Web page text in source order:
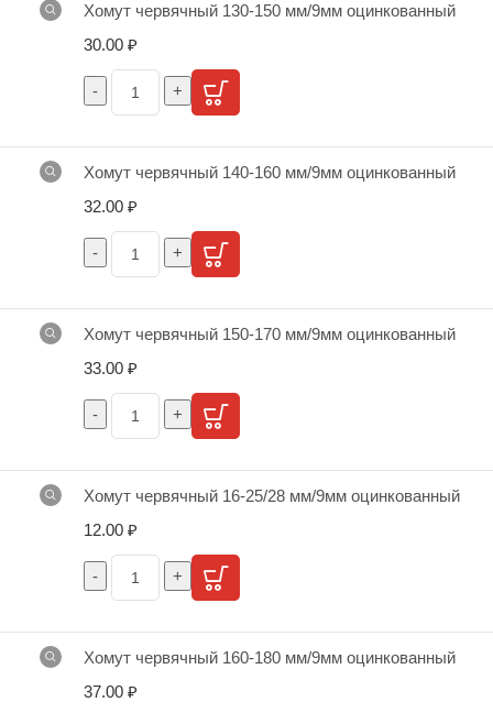
Хомут червячный 130-150 мм/9мм оцинкованный
30.00 ₽
Хомут червячный 140-160 мм/9мм оцинкованный
32.00 ₽
Хомут червячный 150-170 мм/9мм оцинкованный
33.00 ₽
Хомут червячный 16-25/28 мм/9мм оцинкованный
12.00 ₽
Хомут червячный 160-180 мм/9мм оцинкованный
37.00 ₽